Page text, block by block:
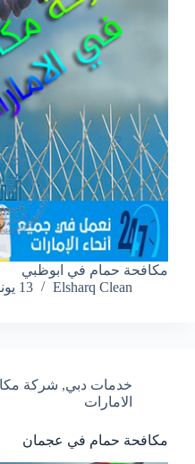
مكافحة حمام في ابوظبي
Elsharq Clean
13 يونيو، 2023
خدمات دبي, شركة
الامارات
مكافحة حمام في عجمان